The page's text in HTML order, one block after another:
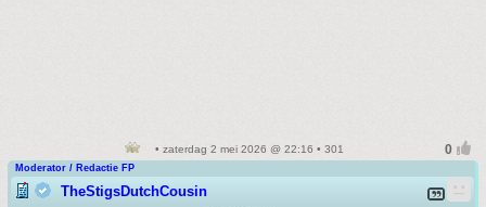
• zaterdag 2 mei 2026 @ 22:16 • 301
Moderator / Redactie FP
TheStigsDutchCousin